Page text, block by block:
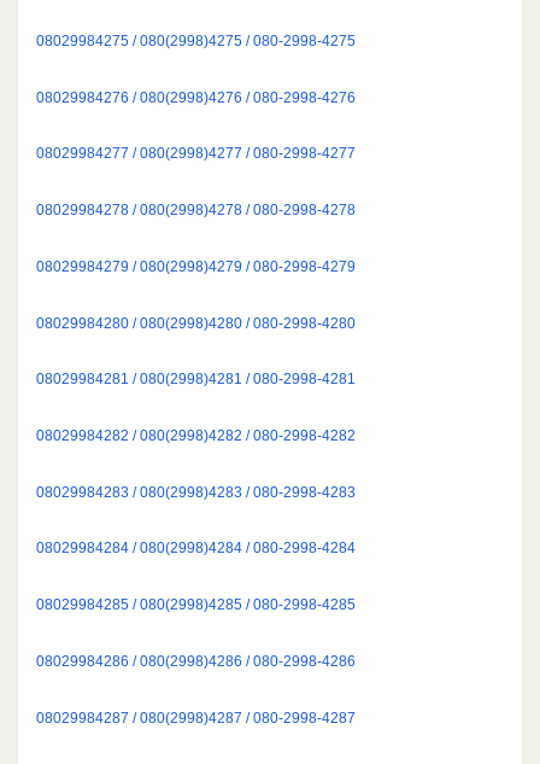
08029984275 / 080(2998)4275 / 080-2998-4275
08029984276 / 080(2998)4276 / 080-2998-4276
08029984277 / 080(2998)4277 / 080-2998-4277
08029984278 / 080(2998)4278 / 080-2998-4278
08029984279 / 080(2998)4279 / 080-2998-4279
08029984280 / 080(2998)4280 / 080-2998-4280
08029984281 / 080(2998)4281 / 080-2998-4281
08029984282 / 080(2998)4282 / 080-2998-4282
08029984283 / 080(2998)4283 / 080-2998-4283
08029984284 / 080(2998)4284 / 080-2998-4284
08029984285 / 080(2998)4285 / 080-2998-4285
08029984286 / 080(2998)4286 / 080-2998-4286
08029984287 / 080(2998)4287 / 080-2998-4287